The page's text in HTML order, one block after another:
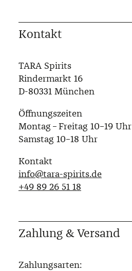
Kontakt
TARA Spirits
Rindermarkt 16
D-80331 München
Öffnungszeiten
Montag – Freitag 10–19 Uhr
Samstag 10–18 Uhr
Kontakt
info@tara-spirits.de
‭+49 89 26 51 18‬
Zahlung & Versand
Zahlungsarten: